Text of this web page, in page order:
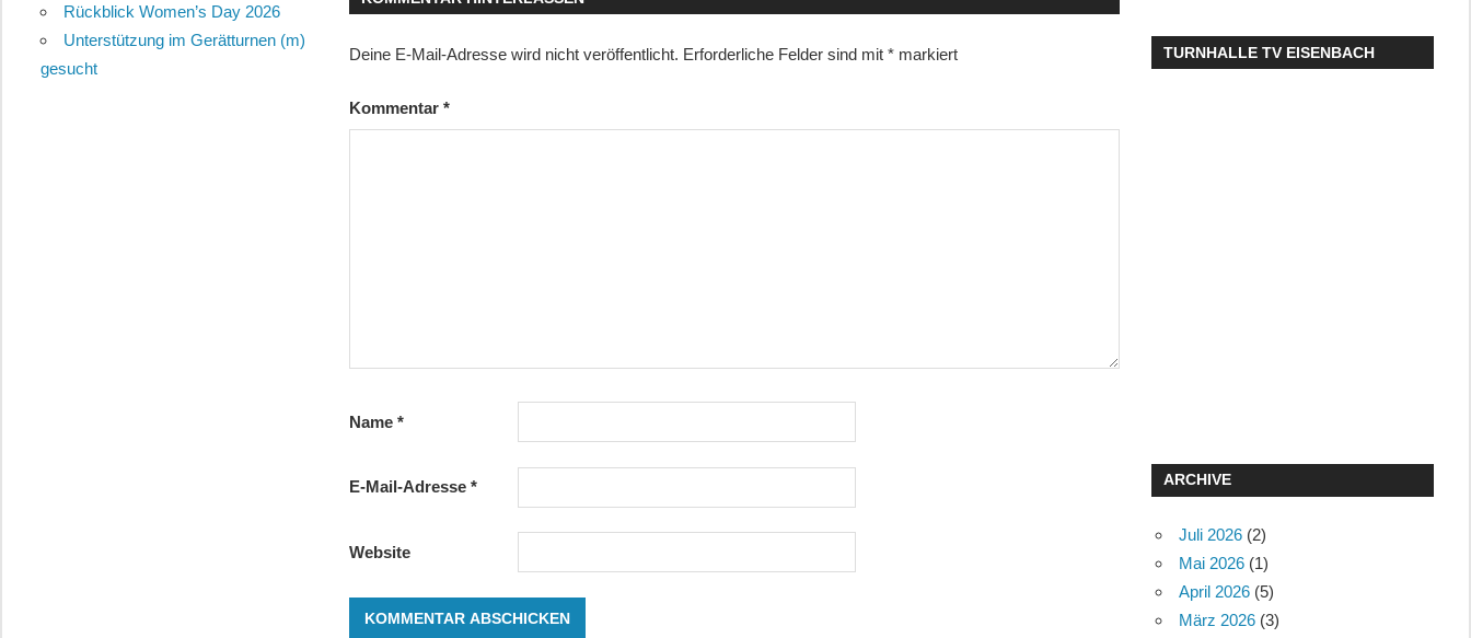
Deine E-Mail-Adresse wird nicht veröffentlicht. Erforderliche Felder sind mit* markiert
Kommentar*
Name*
E-Mail-Adresse*
Website
Rückblick Women’s Day 2026
Unterstützung im Gerätturnen (m)
gesucht
TURNHALLE TV EISENBACH
ARCHIVE
Juli 2026 (2)
Mai 2026 (1)
April 2026 (5)
März 2026 (3)